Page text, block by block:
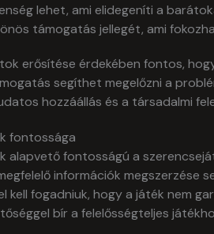
lehet, ami elidegeníti a
támogatás jellegét, ami
erősítése érdekében fontos,
segíthet megelőzni a
hozzáállás és a társadalmi
fontossága
alapvető fontosságú a
információk megszerzése
kell fogadniuk, hogy a játék nem
bír a felelősségteljes